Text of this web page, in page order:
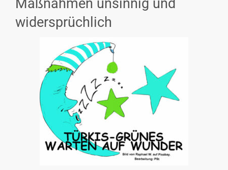
RECHT
INTERESSENSVERTRETUNG
KONTAKT
Maßnahmen unsinnig und
widersprüchlich